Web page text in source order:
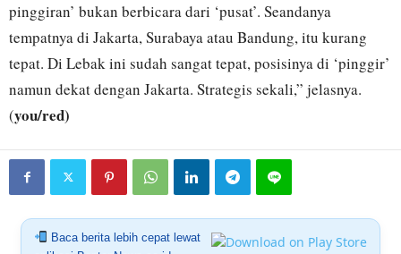
pinggiran’ bukan berbicara dari ‘pusat’. Seandanya
tempatnya di Jakarta, Surabaya atau Bandung, itu kurang
tepat. Di Lebak ini sudah sangat tepat, posisinya di ‘pinggir’
namun dekat dengan Jakarta. Strategis sekali,” jelasnya.
(you/red)
Baca berita lebih cepat lewat